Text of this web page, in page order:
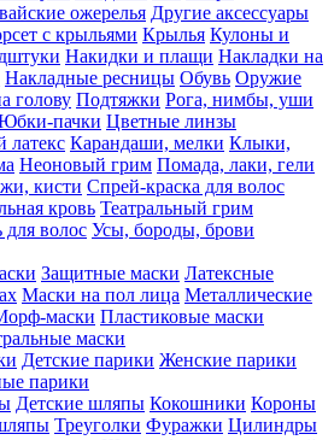
ожерелья Другие аксессуары
с крыльями Крылья Кулоны и
Накидки и плащи Накладки на
Накладные ресницы Обувь Оружие
голову Подтяжки Рога, нимбы, уши
пачки Цветные линзы
Карандаши, мелки Клыки,
Неоновый грим Помада, лаки, гели
кисти Спрей-краска для волос
кровь Театральный грим
волос Усы, бороды, брови
Защитные маски Латексные
Маски на пол лица Металлические
маски Пластиковые маски
маски
Детские парики Женские парики
парики
Детские шляпы Кокошники Короны
Треуголки Фуражки Цилиндры